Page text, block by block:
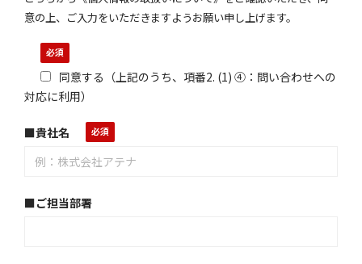
意の上、ご入力をいただきますようお願い申し上げます。
同意する（上記のうち、項番2. (1) ④：問い合わせへの
対応に利用）
■貴社名
■ご担当部署